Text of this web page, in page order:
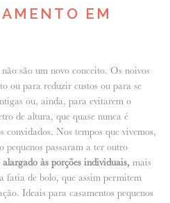
EM
são um novo conceito. Os noivos
ou para reduzir custos ou para se
ou, ainda, para evitarem o
de altura, que quase nunca é
convidados. Nos tempos que vivemos,
pequenos passaram a ter outro
às porções individuais, mais
fatia de bolo, que assim permitem
Ideais para casamentos pequenos